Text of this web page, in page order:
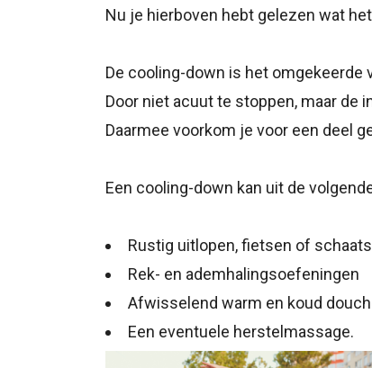
Nu je hierboven hebt gelezen wat
De cooling-down is het omgekeerde
Door niet acuut te stoppen, maar de
Daarmee voorkom je voor een deel
Een cooling-down kan uit de
Rustig uitlopen, fietsen of
Rek- en ademhalingsoefeningen
Afwisselend warm en koud
Een eventuele herstelmassage.